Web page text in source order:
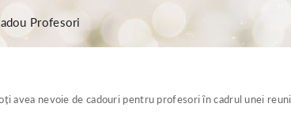
Profesori
nevoie de cadouri pentru profesori în cadrul unei